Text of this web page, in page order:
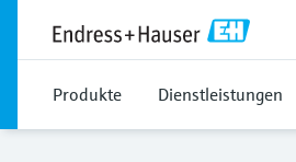
Produkte Dienstleistungen